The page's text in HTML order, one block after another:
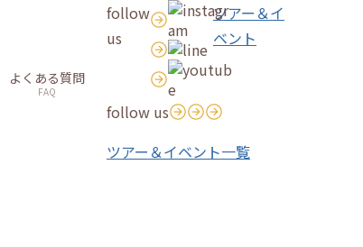
よくある質問
FAQ
follow
us
ツアー＆イ
ベント
follow us
ツアー＆イベント一覧